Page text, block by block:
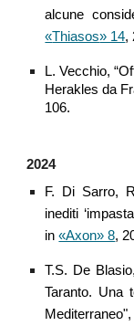
alcune
«Thiasos» 14,
L. Vecchio,
Herakles da
106.
2024
F. Di Sarro,
inediti
in«Axon» 8,
T.S. De Blasio
Taranto. Una
Mediterraneo